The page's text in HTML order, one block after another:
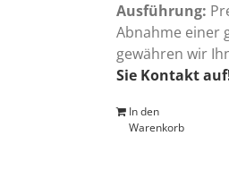
Ausführung:
Abnahme einer
gewähren wir
Sie Kontakt
In den
Warenkorb